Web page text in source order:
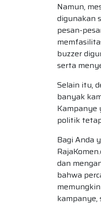
Namun,
digunakan
pesan-
buzzer
serta
Selain itu,
banyak
Kampanye
politik
Bagi Anda
dan
bahwa
kampanye,